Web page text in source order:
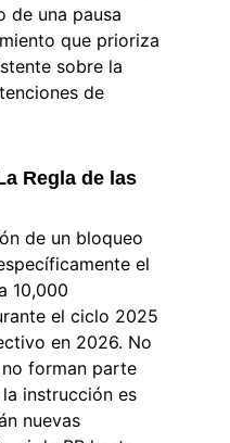
de una pausa
que prioriza
sobre la
de
Regla de las
de un bloqueo
el
10,000
el ciclo 2025
en 2026. No
forman parte
instrucción es
nuevas